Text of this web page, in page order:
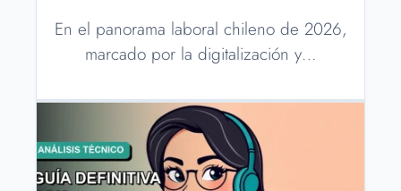
En el panorama laboral chileno de 2026,
marcado por la digitalización y…